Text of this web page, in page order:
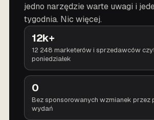
jedno narzędzie warte uwagi i
tygodnia. Nic więcej.
12k+
12 248 marketerów i sprzedawców
poniedziałek
0
Bez sponsorowanych wzmianek przez
wydań